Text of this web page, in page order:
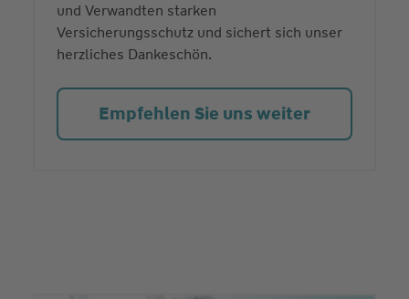
und Verwandten starken
Versicherungsschutz und sichert sich unser
herzliches Dankeschön.
Empfehlen Sie uns weiter